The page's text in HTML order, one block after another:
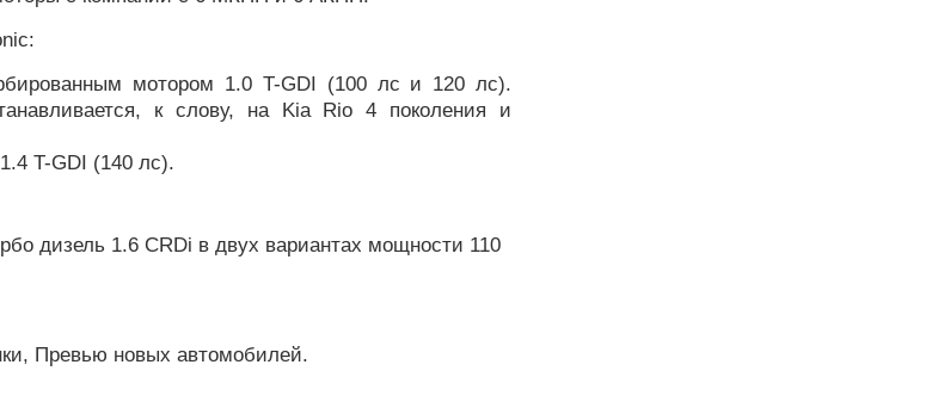
мотором 1.0 T-GDI (100 лс и 120 лс).
к слову, на Kia Rio 4 поколения и
T-GDI (140 лс).
дизель 1.6 CRDi в двух вариантах мощности 110
, Превью новых автомобилей.